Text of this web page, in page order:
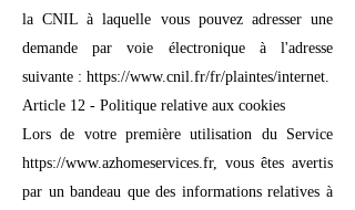
la CNIL à laquelle vous pouvez adresser une
demande par voie électronique à l'adresse
suivante : https://www.cnil.fr/fr/plaintes/internet.
Article 12 - Politique relative aux cookies
Lors de votre première utilisation du Service
https://www.azhomeservices.fr, vous êtes avertis
par un bandeau que des informations relatives à